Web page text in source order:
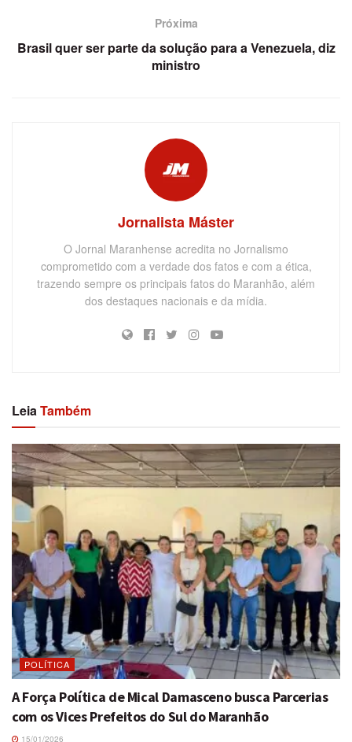
Próxima
Brasil quer ser parte da solução para a Venezuela, diz
ministro
Jornalista Máster
O Jornal Maranhense acredita no Jornalismo
comprometido com a verdade dos fatos e com a ética,
trazendo sempre os principais fatos do Maranhão, além
dos destaques nacionais e da mídia.
LeiaTambém
POLÍTICA
A Força Política de Mical Damasceno busca Parcerias
com os Vices Prefeitos do Sul do Maranhão
15/01/2026